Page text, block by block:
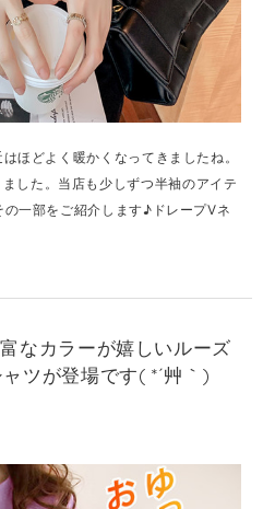
ほどよく暖かくなってきましたね。
した。当店も少しずつ半袖のアイテ
一部をご紹介します♪ドレープVネ
なカラーが嬉しいルーズ
ツが登場です( *´艸｀)